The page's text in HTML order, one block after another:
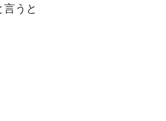
うと